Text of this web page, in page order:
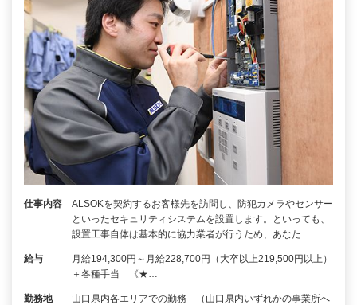
仕事内容
ALSOKを契約するお客様先を訪問し、防犯カメラやセンサー
といったセキュリティシステムを設置します。といっても、
設置工事自体は基本的に協力業者が行うため、あなた…
給与
月給194,300円～月給228,700円（大卒以上219,500円以上）
＋各種手当 《★…
勤務地 山口県内各エリアでの勤務 （山口県内いずれかの事業所へ